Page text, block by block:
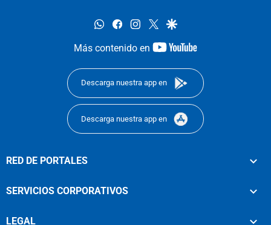
whatsappfacebookinstagram
twittergoogle
Más contenido en
youtube-
Descarga nuestra app en
Descarga nuestra app en
RED DE PORTALES
SERVICIOS CORPORATIVOS
LEGAL